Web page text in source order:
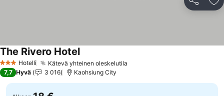
Jaa
3 Tähtiluokitus
Hotelli Kätevä yhteinen oleskelutila
The Rivero Hotel
7,7 Hyvä 3 016 Kaohsiung City